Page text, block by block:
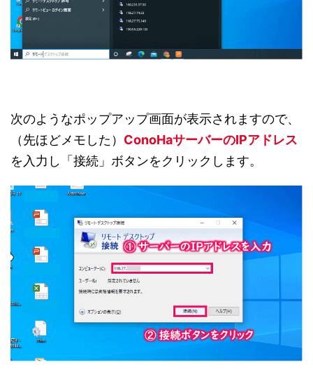
次のようなポップアップ画面が表示されますので、
（先ほどメモした） ConoHaサーバーのIPアドレス
を入力し「接続」ボタンをクリックします。